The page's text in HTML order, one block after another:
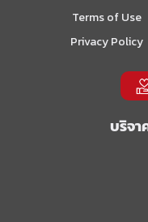
Terms of Use
Privacy Policy
บริจา